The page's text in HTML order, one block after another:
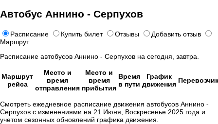
Автобус Аннино - Серпухов
Расписание Купить билет Отзывы
Добавить отзыв
Маршрут
Расписание автобусов Аннино - Серпухов на сегодня, завтра.
Маршрут
рейса
Место и
время
отправления
Место и
время
прибытия
Время
в пути
График
движения Перевозчик
Смотреть ежедневное расписание движения автобусов Аннино -
Серпухов с изменениями на 21 Июня, Воскресенье 2025 года и
учетом сезонных обновлений графика движения.